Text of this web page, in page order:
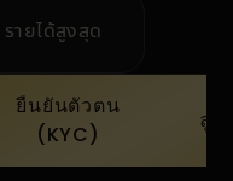
รายได้สูงสุด
ยืนยันตัวตน
(KYC)
ลูก